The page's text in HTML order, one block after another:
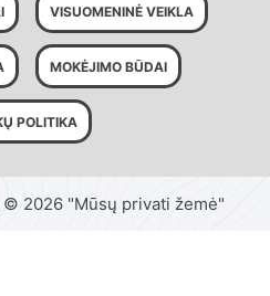
VISUOMENINĖ VEIKLA
MOKĖJIMO BŪDAI
POLITIKA
2026 "Mūsų privati žemė"